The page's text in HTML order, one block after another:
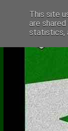
This site
are
statistics,